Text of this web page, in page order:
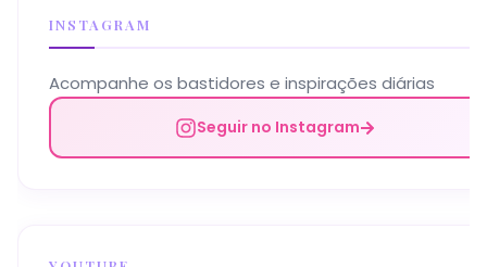
INSTAGRAM
Acompanhe os bastidores e inspirações diárias
Seguir no Instagram